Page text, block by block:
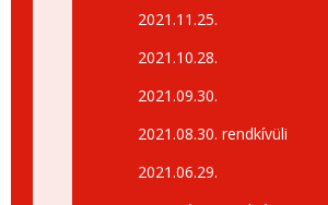
2021.11.25.
2021.10.28.
2021.09.30.
2021.08.30. rendkívüli
2021.06.29.